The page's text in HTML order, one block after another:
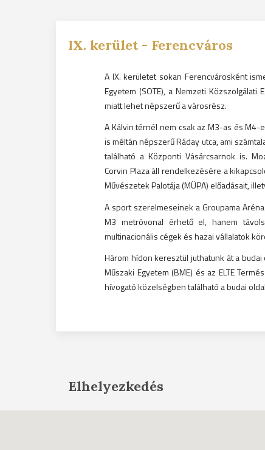
IX. kerület - Ferencváros
A IX. kerületet sokan Ferencvárosként
Egyetem (SOTE), a Nemzeti
miatt lehet népszerű a városrész.
A Kálvin térnél nem csak az M3-as és
is méltán népszerű Ráday utca, ami
található a Központi Vásárcsarnok is.
Corvin Plaza áll rendelkezésére a
Művészetek Palotája (MÜPA) előadásait,
A sport szerelmeseinek a Groupama
M3 metróvonal érhető el, hanem
multinacionális cégek és hazai vállalatok
Három hídon keresztül juthatunk át a
Műszaki Egyetem (BME) és az ELTE
hívogató közelségben található a budai
Elhelyezkedés